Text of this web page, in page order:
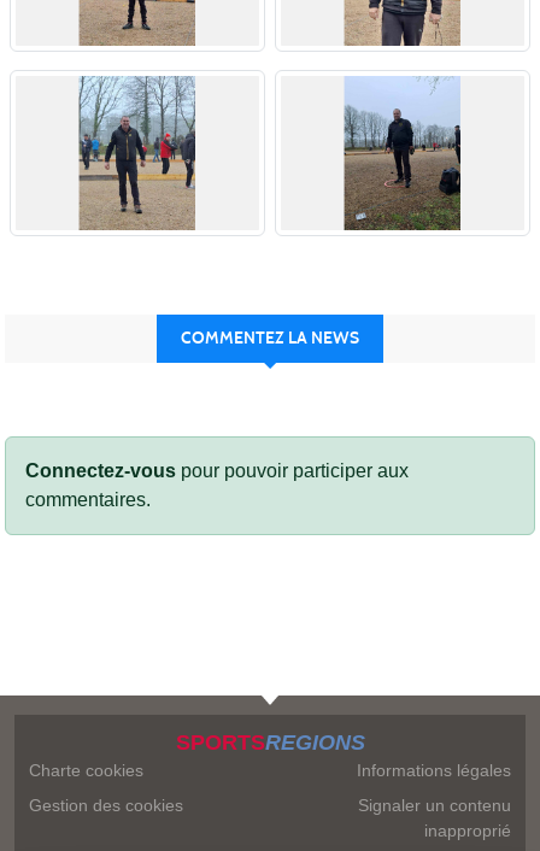
COMMENTEZ LA NEWS
Connectez-vous pour pouvoir participer aux
commentaires.
SPORTSREGIONS
Charte cookies
Gestion des cookies
Informations légales
Signaler un contenu
inapproprié